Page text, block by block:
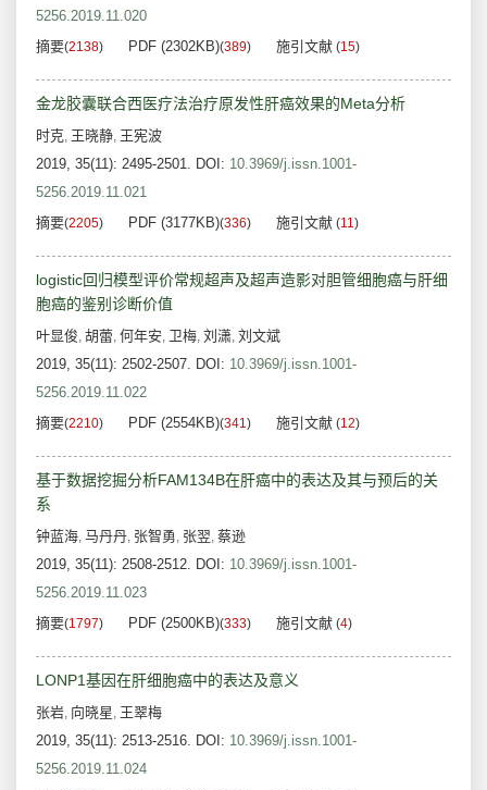
5256.2019.11.020
摘要(2138) PDF (2302KB)(389) 施引文献 (15)
金龙胶囊联合西医疗法治疗原发性肝癌效果的Meta分析
时克, 王晓静, 王宪波
2019, 35(11): 2495-2501. DOI: 10.3969/j.issn.1001-
5256.2019.11.021
摘要(2205) PDF (3177KB)(336) 施引文献 (11)
logistic回归模型评价常规超声及超声造影对胆管细胞癌与肝细
胞癌的鉴别诊断价值
叶显俊, 胡蕾, 何年安, 卫梅, 刘潇, 刘文斌
2019, 35(11): 2502-2507. DOI: 10.3969/j.issn.1001-
5256.2019.11.022
摘要(2210) PDF (2554KB)(341) 施引文献 (12)
基于数据挖掘分析FAM134B在肝癌中的表达及其与预后的关
系
钟蓝海, 马丹丹, 张智勇, 张翌, 蔡逊
2019, 35(11): 2508-2512. DOI: 10.3969/j.issn.1001-
5256.2019.11.023
摘要(1797) PDF (2500KB)(333) 施引文献 (4)
LONP1基因在肝细胞癌中的表达及意义
张岩, 向晓星, 王翠梅
2019, 35(11): 2513-2516. DOI: 10.3969/j.issn.1001-
5256.2019.11.024